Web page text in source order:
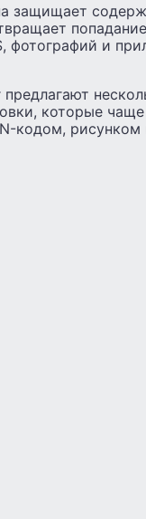
защищает
попадание
фотографий и
которые чаще
кодом,